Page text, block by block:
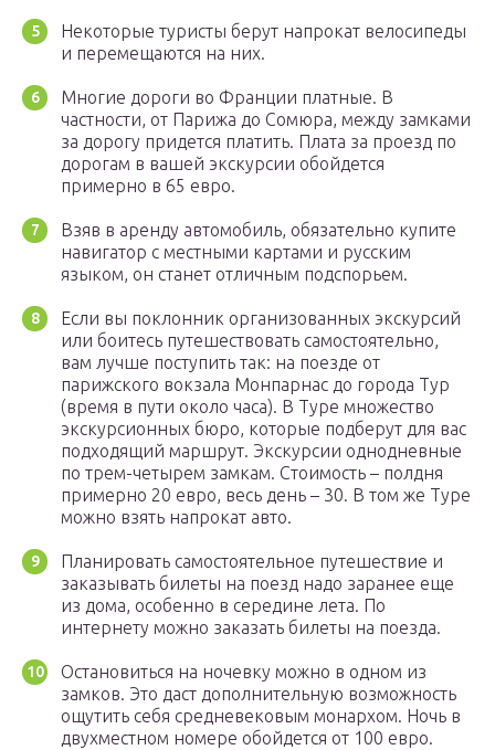
Некоторые туристы берут напрокат велосипеды
и перемещаются на них.
Многие дороги во Франции платные. В
частности, от Парижа до Сомюра, между замками
за дорогу придется платить. Плата за проезд по
дорогам в вашей экскурсии обойдется
примерно в 65 евро.
Взяв в аренду автомобиль, обязательно купите
навигатор с местными картами и русским
языком, он станет отличным подспорьем.
Если вы поклонник организованных экскурсий
или боитесь путешествовать самостоятельно,
вам лучше поступить так: на поезде от
парижского вокзала Монпарнас до города Тур
(время в пути около часа). В Туре множество
экскурсионных бюро, которые подберут для вас
подходящий маршрут. Экскурсии однодневные
по трем-четырем замкам. Стоимость – полдня
примерно 20 евро, весь день – 30. В том же Туре
можно взять напрокат авто.
Планировать самостоятельное путешествие и
заказывать билеты на поезд надо заранее еще
из дома, особенно в середине лета. По
интернету можно заказать билеты на поезда.
Остановиться на ночевку можно в одном из
замков. Это даст дополнительную возможность
ощутить себя средневековым монархом. Ночь в
двухместном номере обойдется от 100 евро.